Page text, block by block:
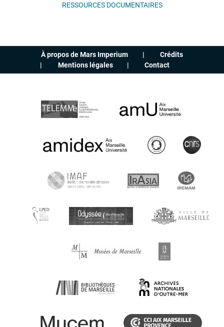
RESSOURCES DOCUMENTAIRES
À propos de Mars Imperium
Crédits
Mentions légales
Contact